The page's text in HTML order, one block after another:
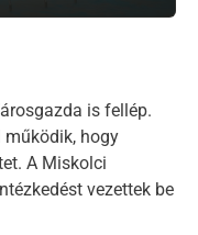
is fellép.
hogy
A Miskolci
vezettek be